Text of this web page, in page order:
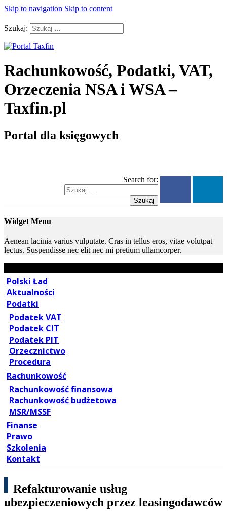
Skip to navigation Skip to content
Szukaj:
Rachunkowość, Podatki, VAT,
Orzeczenia NSA i WSA –
Taxfin.pl
Portal dla księgowych
Search for:
Szukaj
Widget Menu
Aenean lacinia varius vulputate. Cras in tellus eros, vitae volutpat
lectus. Suspendisse nec elit nec mi pretium ullamcorper.
Polski Ład
Aktualności
Podatki
Podatek VAT
Podatek CIT
Podatek PIT
Orzecznictwo
Procedura
Rachunkowość
Rachunkowość finansowa
Rachunkowość budżetowa
MSR/MSSF
Finanse
Prawo
Szkolenia
Kontakt
Refakturowanie usług
ubezpieczeniowych przez leasingodawców